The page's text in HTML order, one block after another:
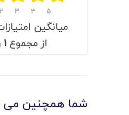
۲ ۳ ۴ ۵
میانگین
از مجموع ۱
شما همچنین می